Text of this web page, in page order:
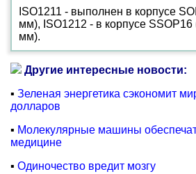
ISO1211 - выполнен в корпусе
мм), ISO1212 - в корпусе
мм).
Другие интересные новости:
▪ Зеленая энергетика сэкономит
долларов
▪ Молекулярные машины
медицине
▪ Одиночество вредит мозгу